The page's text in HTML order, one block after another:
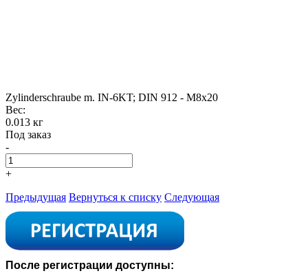
Zylinderschraube m. IN-6KT; DIN 912 - M8x20
Вес:
0.013 кг
Под заказ
-
+
Предыдущая Вернуться к списку Следующая
После регистрации доступны: